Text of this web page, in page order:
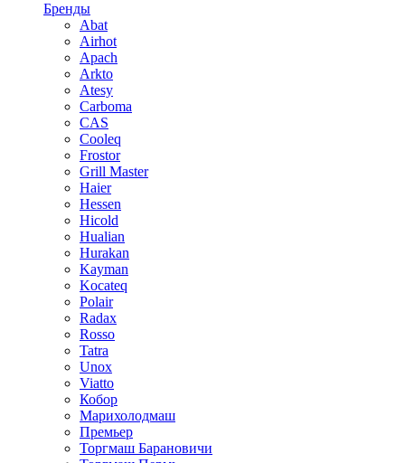
Бренды
Abat
Airhot
Apach
Arkto
Atesy
Carboma
CAS
Cooleq
Frostor
Grill Master
Haier
Hessen
Hicold
Hualian
Hurakan
Kayman
Kocateq
Polair
Radax
Rosso
Tatra
Unox
Viatto
Кобор
Марихолодмаш
Премьер
Торгмаш Барановичи